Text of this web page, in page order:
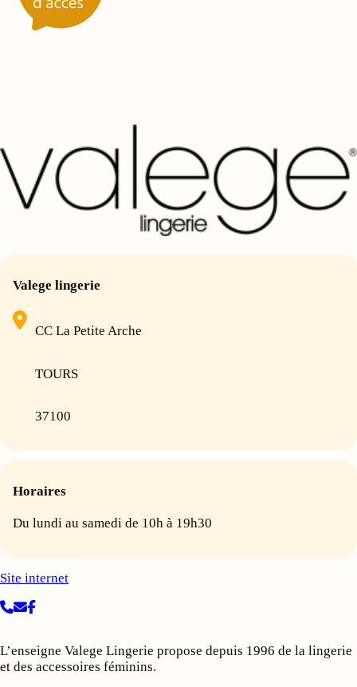
Valege lingerie
CC La Petite Arche
TOURS
37100
Horaires
Du lundi au samedi de 10h à 19h30
Site internet
L’enseigne Valege Lingerie propose depuis 1996 de la lingerie
et des accessoires féminins.